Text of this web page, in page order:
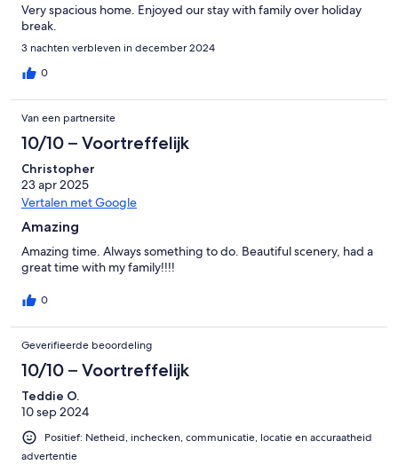
Very spacious home. Enjoyed our stay with family over holiday
break.
3 nachten verbleven in december 2024
0
Van een partnersite
10/10 – Voortreffelijk
Christopher
23 apr 2025
Vertalen met Google
Amazing
Amazing time. Always something to do. Beautiful scenery, had a
great time with my family!!!!
0
Geverifieerde beoordeling
10/10 – Voortreffelijk
Teddie O.
10 sep 2024
Positief: Netheid, inchecken, communicatie, locatie en accuraatheid
advertentie